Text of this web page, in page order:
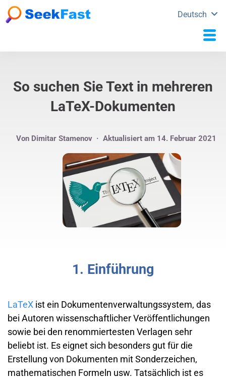
Deutsch
So suchen Sie Text in mehreren
LaTeX-Dokumenten
Von Dimitar Stamenov· Aktualisiert am 14. Februar 2021
1. Einführung
LaTeX ist ein Dokumentenverwaltungssystem, das
bei Autoren wissenschaftlicher Veröffentlichungen
sowie bei den renommiertesten Verlagen sehr
beliebt ist. Es eignet sich besonders gut für die
Erstellung von Dokumenten mit Sonderzeichen,
mathematischen Formeln usw. Tatsächlich ist es